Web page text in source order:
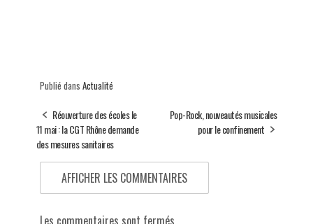
Publié dans Actualité
Réouverture des écoles le
11 mai : la CGT Rhône demande
des mesures sanitaires
Pop-Rock, nouveautés musicales
pour le confinement
AFFICHER LES COMMENTAIRES
Les commentaires sont fermés